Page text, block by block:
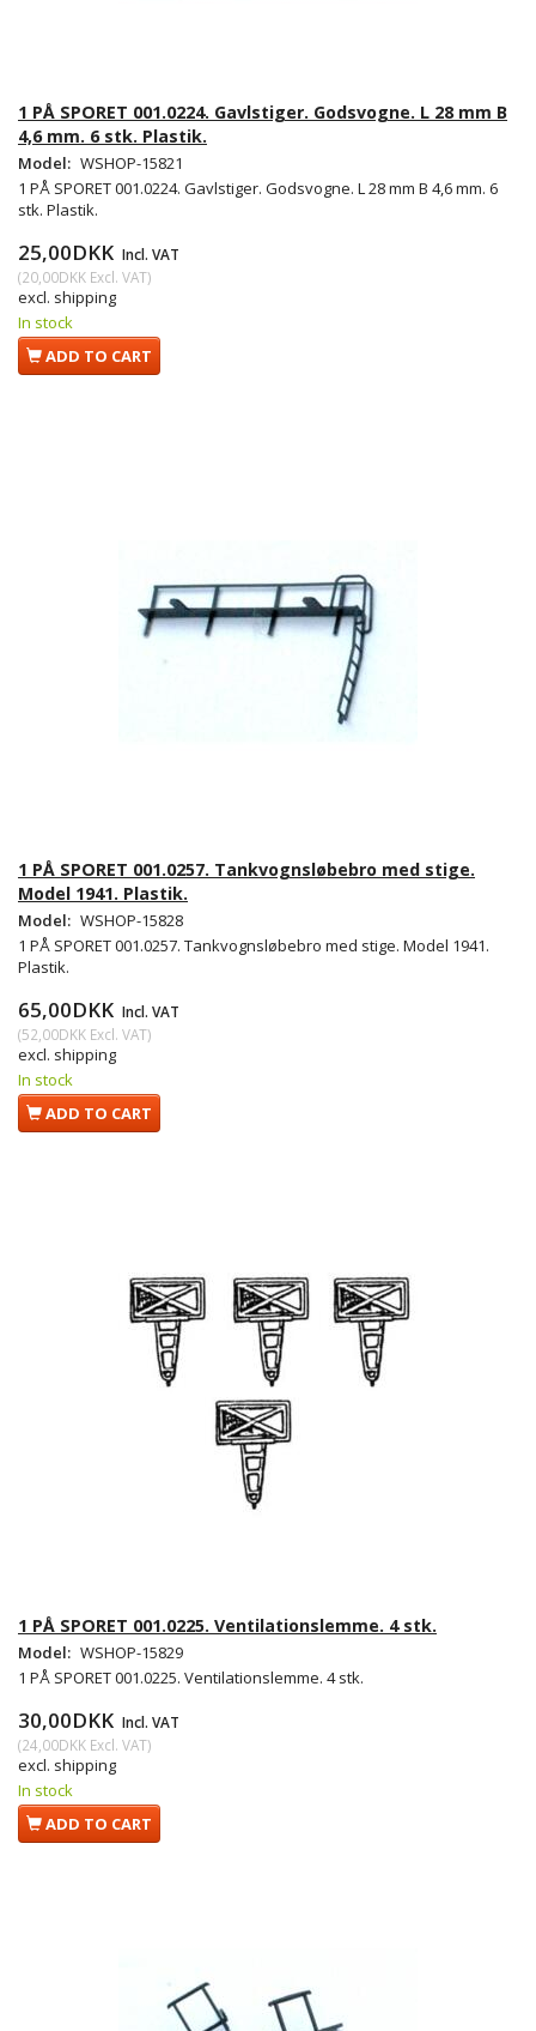
1 PÅ SPORET 001.0224. Gavlstiger. Godsvogne. L 28 mm B
4,6 mm. 6 stk. Plastik.
Model: WSHOP-15821
1 PÅ SPORET 001.0224. Gavlstiger. Godsvogne. L 28 mm B 4,6 mm. 6
stk. Plastik.
25,00DKK Incl. VAT
(20,00DKK Excl. VAT)
excl. shipping
In stock
ADD TO CART
1 PÅ SPORET 001.0257. Tankvognsløbebro med stige.
Model 1941. Plastik.
Model: WSHOP-15828
1 PÅ SPORET 001.0257. Tankvognsløbebro med stige. Model 1941.
Plastik.
65,00DKK Incl. VAT
(52,00DKK Excl. VAT)
excl. shipping
In stock
ADD TO CART
1 PÅ SPORET 001.0225. Ventilationslemme. 4 stk.
Model: WSHOP-15829
1 PÅ SPORET 001.0225. Ventilationslemme. 4 stk.
30,00DKK Incl. VAT
(24,00DKK Excl. VAT)
excl. shipping
In stock
ADD TO CART